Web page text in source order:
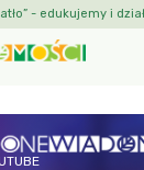
- edukujemy i